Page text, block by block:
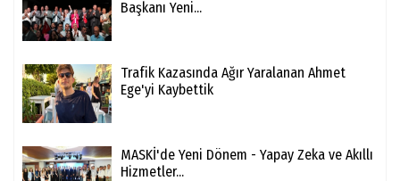
Başkanı Yeni...
Trafik Kazasında Ağır Yaralanan Ahmet
Ege'yi Kaybettik
MASKİ'de Yeni Dönem - Yapay Zeka ve Akıllı
Hizmetler...